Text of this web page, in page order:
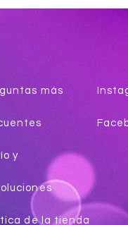
más
y
de la tienda